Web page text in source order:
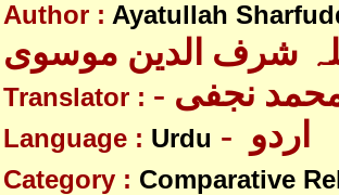
Author : Ayatullah
شرف الدین موسوی
Translator : محمد نجفی
Language : Urdu
Category : Comparative